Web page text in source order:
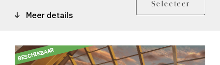
Meer details
Selecteer
BESCHIKBAAR